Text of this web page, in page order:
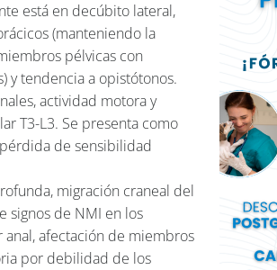
está en decúbito lateral,
(manteniendo la
pélvicas con
y tendencia a opistótonos.
actividad motora y
T3-L3. Se presenta como
de sensibilidad
migración craneal del
signos de NMI en los
afectación de miembros
por debilidad de los